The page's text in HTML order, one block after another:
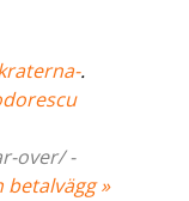
.
over/ -
betalvägg »